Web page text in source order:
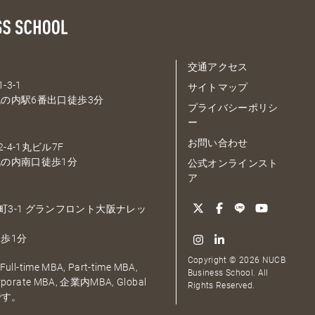
3-1
内駅6番出口徒歩3分
4-1丸ビル7F
内南口徒歩1分
3-1 グランフロント大阪ナレッ
1分
time MBA, Part-time MBA,
MBA, 企業内MBA, Global
。
交通アクセス
サイトマップ
プライバシーポリシ
ー
お問い合わせ
公式オンラインスト
ア
Copyright © 2026 NUCB
Business School. All
Rights Reserved.